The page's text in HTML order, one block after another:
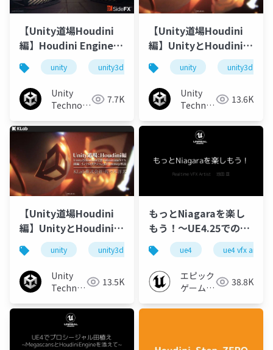
【Unity道場Houdini
編】Houdini Engine
とプロシージャル法
unity unity3d unity道場 unitydojo
Unity
Technologies 7.7K
【Unity道場Houdini
編】UnityとHoudiniで
作るRealtimeVFX実践
解説 後編
unity unity3d
Unity
Technologies13.6K
【Unity道場Houdini
編】UnityとHoudiniで
作るRealtimeVFX実践
解説 前編
unity unity3d unity道場 unitydojo
Unity
Technologies13.5K
もっとNiagaraを楽し
もう！～UE4.25での作
例と解説～ 【UE4 VFX
Art Dive 2020】
ue4 ue4 vfx art
エピック
ゲームズ
38.8K